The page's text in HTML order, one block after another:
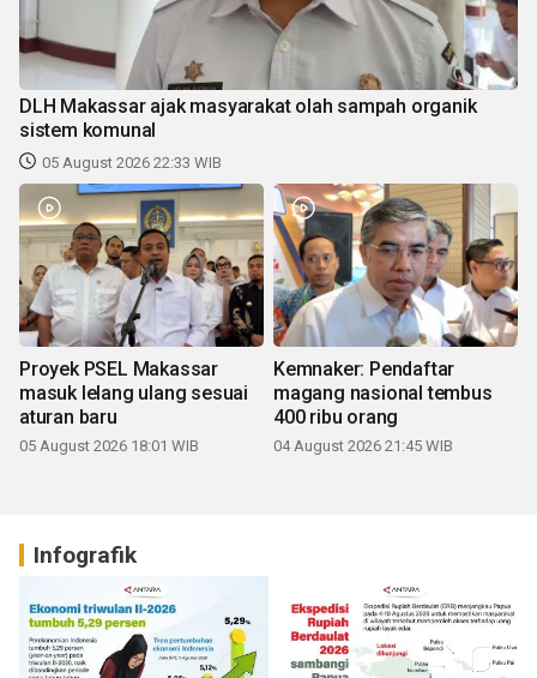
DLH Makassar ajak masyarakat olah sampah organik
sistem komunal
05 August 2026 22:33 WIB
Proyek PSEL Makassar
masuk lelang ulang sesuai
aturan baru
05 August 2026 18:01 WIB
Kemnaker: Pendaftar
magang nasional tembus
400 ribu orang
04 August 2026 21:45 WIB
Infografik